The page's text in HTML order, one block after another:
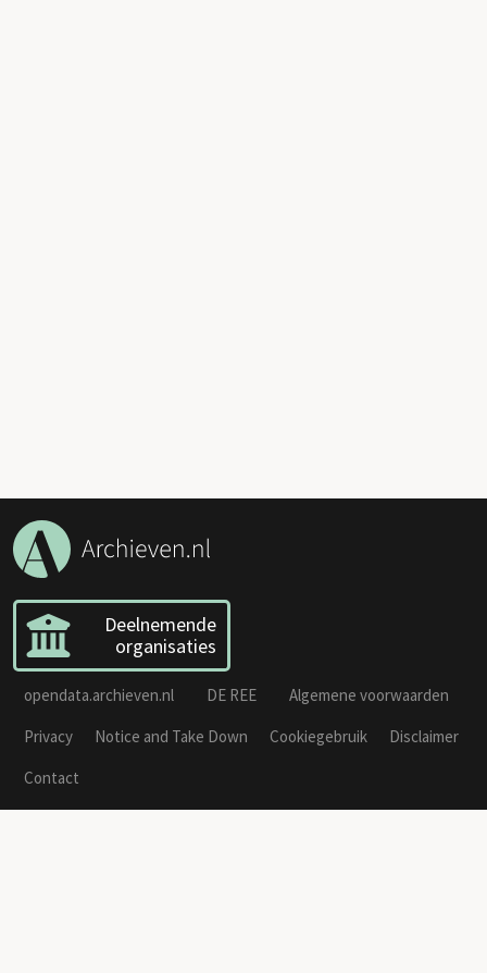
Deelnemende
organisaties
opendata.archieven.nl DE REE
Algemene voorwaarden
Privacy
Notice and Take Down Cookiegebruik
Disclaimer
Contact